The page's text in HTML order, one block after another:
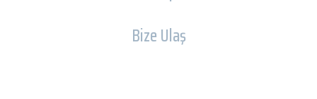
Bize Ulaş